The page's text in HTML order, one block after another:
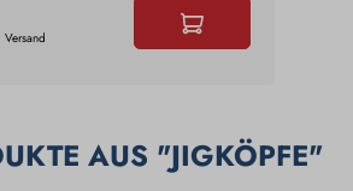
AUS "JIGKÖPFE"